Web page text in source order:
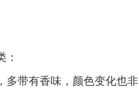
带有香味，颜色变化也非